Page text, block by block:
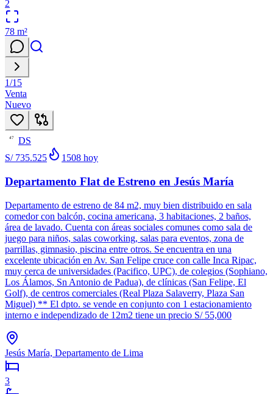
2
78 m²
1/15
Venta
Nuevo
47
DS
S/ 735.525
1508 hoy
Departamento Flat de Estreno en Jesús María
Departamento de estreno de 84 m2, muy bien distribuido en sala
comedor con balcón, cocina americana, 3 habitaciones, 2 baños,
área de lavado. Cuenta con áreas sociales comunes como sala de
juego para niños, salas coworking, salas para eventos, zona de
parrillas, gimnasio, piscina entre otros. Se encuentra en una
excelente ubicación en Av. San Felipe cruce con calle Inca Ripac,
muy cerca de universidades (Pacifico, UPC), de colegios (Sophiano,
Los Álamos, Sn Antonio de Padua), de clínicas (San Felipe, El
Golf), de centros comerciales (Real Plaza Salaverry, Plaza San
Miguel) ** El dpto. se vende en conjunto con 1 estacionamiento
interno e independizado de 12m2 tiene un precio S/ 55,000
Jesús María, Departamento de Lima
3